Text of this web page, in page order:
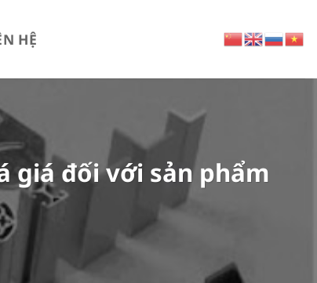
HỆ
giá đối với sản phẩm